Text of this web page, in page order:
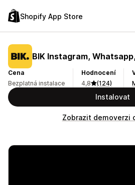
Shopify App Store
BIK Instagram,
Cena
Bezplatná instalace
Hodnocení
4,8
(124)
Instalovat
Zobrazit demoverzi